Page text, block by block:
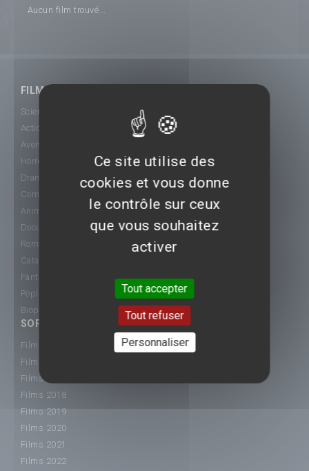
Aucun film trouvé...
FILMS
Science-Fiction
Action
Aventure
Horreur
Drame
Comédie
Animation
Documentaire
Romance
Catastrophe
Fantastique
Péplum
Biopic
SORTIE CINÉ
Films 2015
Films 2016
Films 2017
Films 2018
Films 2019
Films 2020
Films 2021
Films 2022
Ce site utilise des
cookies et vous donne
le contrôle sur ceux
que vous souhaitez
activer
Tout accepter
Tout refuser
Personnaliser